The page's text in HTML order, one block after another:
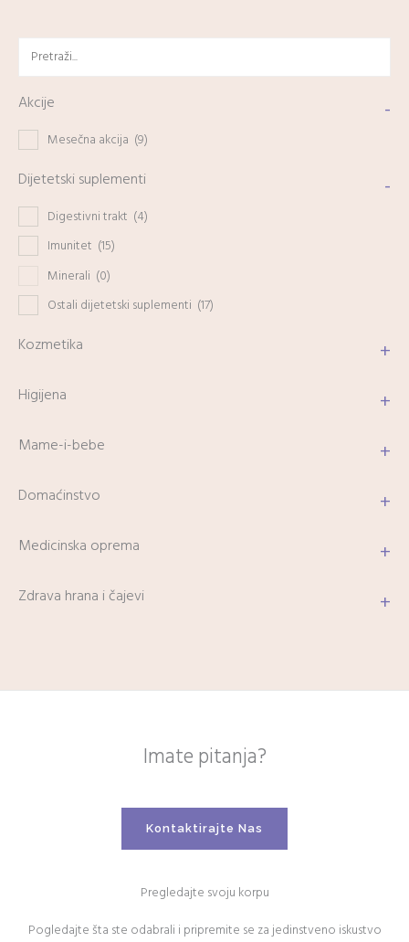
Akcije -
Mesečna akcija (9)
Dijetetski suplementi -
Digestivni trakt (4)
Imunitet (15)
Minerali (0)
Ostali dijetetski suplementi (17)
Kozmetika +
Higijena +
Mame-i-bebe +
Domaćinstvo +
Medicinska oprema +
Zdrava hrana i čajevi +
Imate pitanja?
Kontaktirajte Nas
Pregledajte svoju korpu
Pogledajte šta ste odabrali i pripremite se za jedinstveno iskustvo